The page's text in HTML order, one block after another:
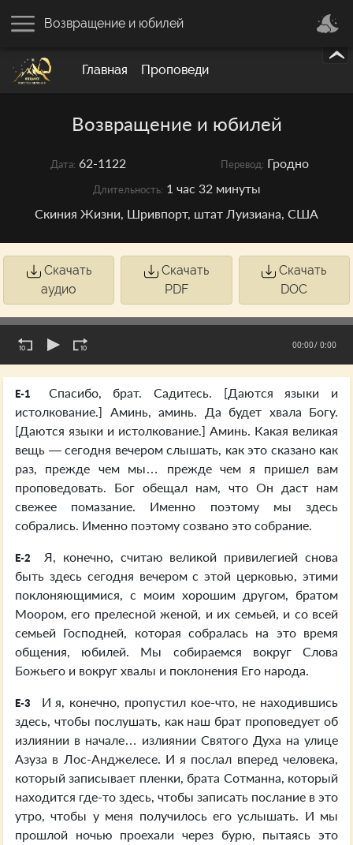
Главная Проповеди
Возвращение и юбилей
Возвращение и юбилей
Дата: 62-1122 Перевод: Гродно
Длительность: 1 час 32 минуты
Скиния Жизни, Шривпорт, штат Луизиана, США
Скачать
аудио
Скачать
PDF
Скачать
DOC
00:00/ 0:00
E-1
Спасибо, брат. Садитесь. [Даются языки и
истолкование.] Аминь, аминь. Да будет хвала Богу.
[Даются языки и истолкование.] Аминь. Какая великая
вещь — сегодня вечером слышать, как это сказано как
раз, прежде чем мы… прежде чем я пришел вам
проповедовать. Бог обещал нам, что Он даст нам
свежее помазание. Именно поэтому мы здесь
собрались. Именно поэтому созвано это собрание.
E-2
Я, конечно, считаю великой привилегией снова
быть здесь сегодня вечером с этой церковью, этими
поклоняющимися, с моим хорошим другом, братом
Моором, его прелесной женой, и их семьей, и со всей
семьей Господней, которая собралась на это время
общения, юбилей. Мы собираемся вокруг Слова
Божьего и вокруг хвалы и поклонения Его народа.
E-3
И я, конечно, пропустил кое-что, не находившись
здесь, чтобы послушать, как наш брат проповедует об
излиянии в начале… излиянии Святого Духа на улице
Азуза в Лос-Анджелесе. И я послал вперед человека,
который записывает пленки, брата Сотманна, который
находится где-то здесь, чтобы записать послание в это
утро, чтобы у меня получилось его услышать. И мы
прошлой ночью проехали через бурю, пытаясь это